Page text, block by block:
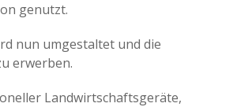
genutzt.
nun umgestaltet und die
erwerben.
Landwirtschaftsgeräte,